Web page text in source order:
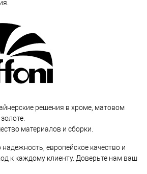
решения в хроме, матовом
материалов и сборки.
надежность, европейское качество и
к каждому клиенту. Доверьте нам ваш